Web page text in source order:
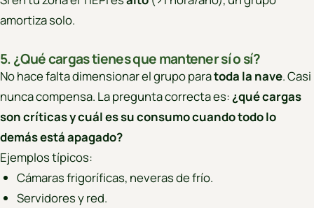
amortiza solo.
5. ¿Qué cargas tienes que mantener sí o sí?
No hace falta dimensionar el grupo paratoda la nave. Casi
nunca compensa. La pregunta correcta es:¿qué cargas
son críticas y cuál es su consumo cuando todo lo
demás está apagado?
Ejemplos típicos:
Cámaras frigoríficas, neveras de frío.
Servidores y red.